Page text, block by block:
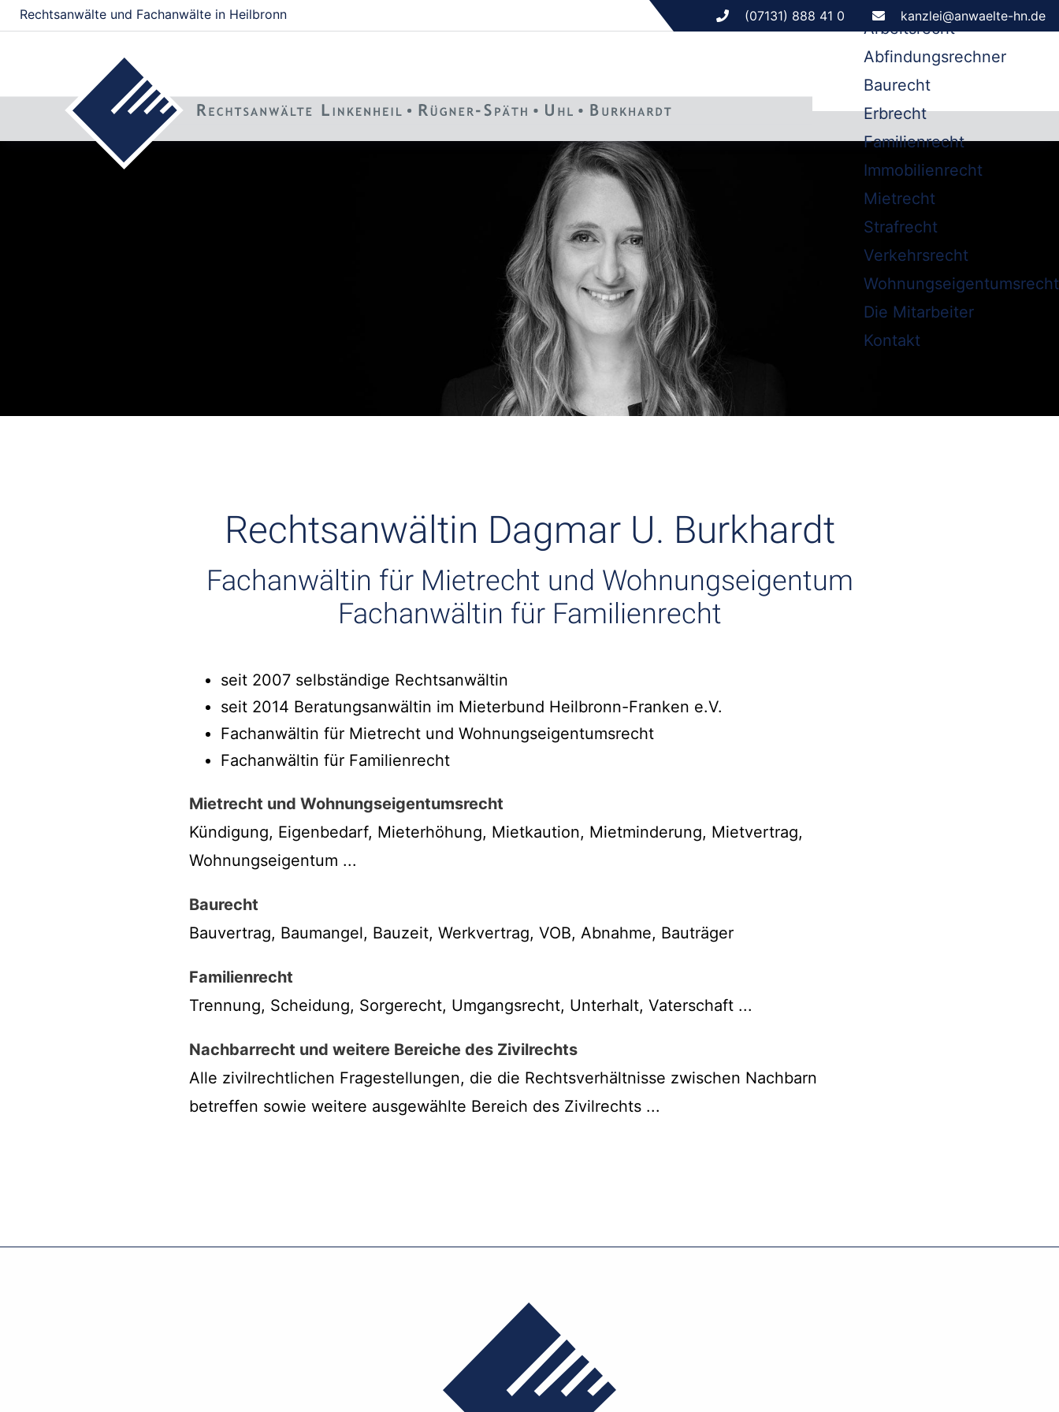
Rechtsanwälte und Fachanwälte in Heilbronn (07131) 888 41 0 kanzlei@anwaelte-hn.de
Arbeitsrecht
Abfindungsrechner
Baurecht
Erbrecht
Familienrecht
Immobilienrecht
Mietrecht
Strafrecht
Verkehrsrecht
Wohnungseigentumsrecht
Die Mitarbeiter
Kontakt
Rechtsanwältin Dagmar U. Burkhardt
Fachanwältin für Mietrecht und Wohnungseigentum
Fachanwältin für Familienrecht
seit 2007 selbständige Rechtsanwältin
seit 2014 Beratungsanwältin im Mieterbund Heilbronn-Franken e.V.
Fachanwältin für Mietrecht und Wohnungseigentumsrecht
Fachanwältin für Familienrecht
Mietrecht und Wohnungseigentumsrecht
Kündigung, Eigenbedarf, Mieterhöhung, Mietkaution, Mietminderung, Mietvertrag,
Wohnungseigentum ...
Baurecht
Bauvertrag, Baumangel, Bauzeit, Werkvertrag, VOB, Abnahme, Bauträger
Familienrecht
Trennung, Scheidung, Sorgerecht, Umgangsrecht, Unterhalt, Vaterschaft ...
Nachbarrecht und weitere Bereiche des Zivilrechts
Alle zivilrechtlichen Fragestellungen, die die Rechtsverhältnisse zwischen Nachbarn
betreffen sowie weitere ausgewählte Bereich des Zivilrechts ...